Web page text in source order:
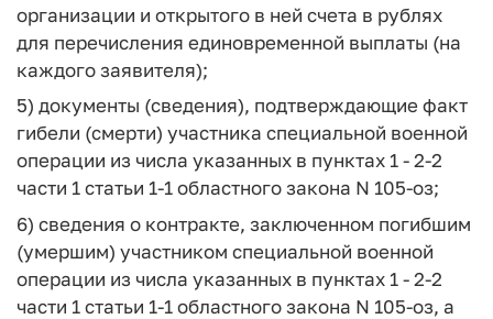
организации и открытого в ней счета в рублях
для перечисления единовременной выплаты (на
каждого заявителя);
5) документы (сведения), подтверждающие факт
гибели (смерти) участника специальной военной
операции из числа указанных в пунктах 1 - 2-2
части 1 статьи 1-1 областного закона N 105-оз;
6) сведения о контракте, заключенном погибшим
(умершим) участником специальной военной
операции из числа указанных в пунктах 1 - 2-2
части 1 статьи 1-1 областного закона N 105-оз, а